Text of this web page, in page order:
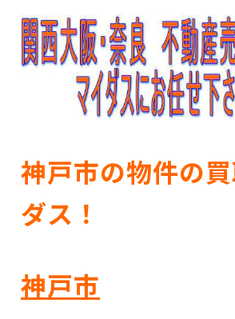
神戸市の物件の
ダス！
神戸市